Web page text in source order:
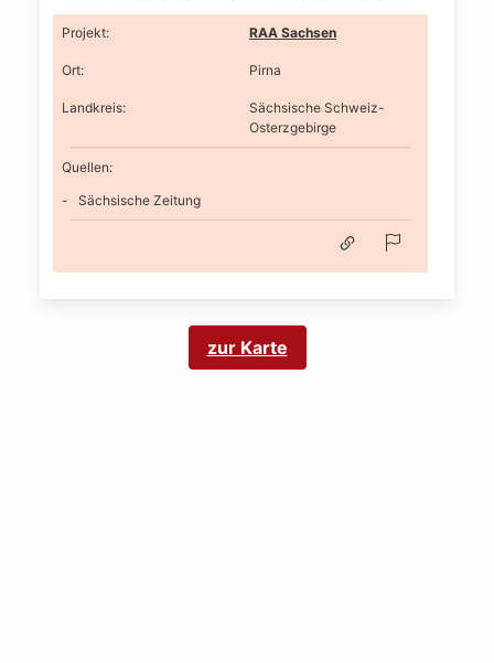
Projekt: RAA Sachsen
Ort: Pirna
Landkreis:
Sächsische Schweiz-
Osterzgebirge
Quellen:
Sächsische Zeitung
zur Karte